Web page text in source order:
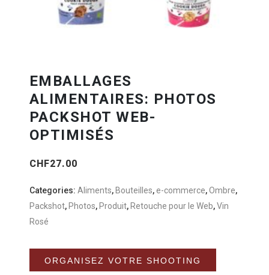
EMBALLAGES
ALIMENTAIRES: PHOTOS
PACKSHOT WEB-
OPTIMISÉS
CHF27.00
Categories: Aliments, Bouteilles, e-commerce,Ombre,
Packshot, Photos, Produit, Retouche pour le Web,Vin
Rosé
ORGANISEZ VOTRE SHOOTING